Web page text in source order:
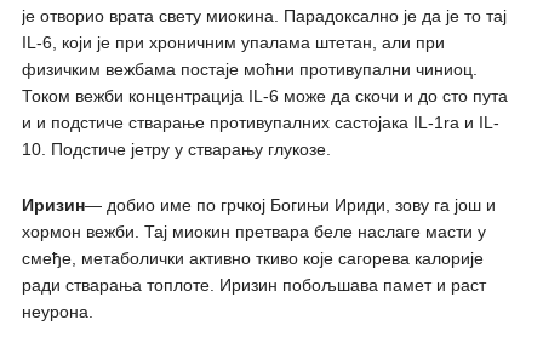
је отворио врата свету миокина. Парадоксално је да је то тај
IL-6, који је при хроничним упалама штетан, али при
физичким вежбама постаје моћни противупални чиниоц.
Током вежби концентрација IL-6 може да скочи и до сто пута
и и подстиче стварање противупалних састојака IL-1ra и IL-
10. Подстиче јетру у стварању глукозе.
Иризин— добио име по грчкој Богињи Ириди, зову га још и
хормон вежби. Тај миокин претвара беле наслаге масти у
смеђе, метаболички активно ткиво које сагорева калорије
ради стварања топлоте. Иризин побољшава памет и раст
неурона.